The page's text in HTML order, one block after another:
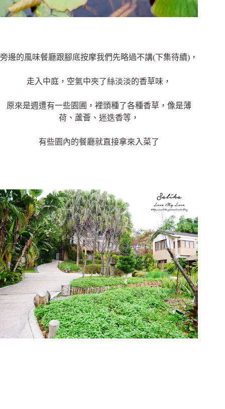
旁邊的風味餐廳跟腳底按摩我們先略過不講(下集待續)，
走入中庭，空氣中夾了絲淡淡的香草味，
原來是週遭有一些園圃，裡頭種了各種香草，像是薄
荷、蘆薈 、迷迭香等 ，
有些園內的餐廳就直接拿來入菜了